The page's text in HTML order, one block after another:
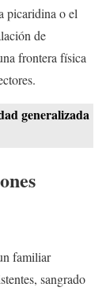
picaridina o el
de
frontera física
generalizada
familiar
sangrado